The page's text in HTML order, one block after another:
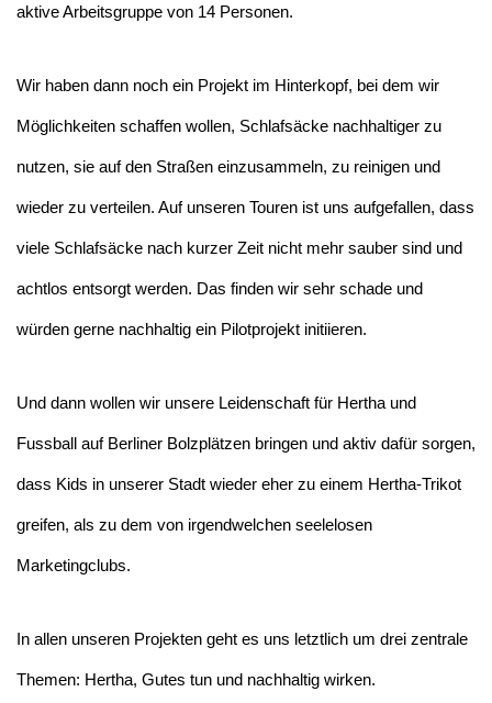
aktive Arbeitsgruppe von 14 Personen.
Wir haben dann noch ein Projekt im Hinterkopf, bei dem wir
Möglichkeiten schaffen wollen, Schlafsäcke nachhaltiger zu
nutzen, sie auf den Straßen einzusammeln, zu reinigen und
wieder zu verteilen. Auf unseren Touren ist uns aufgefallen, dass
viele Schlafsäcke nach kurzer Zeit nicht mehr sauber sind und
achtlos entsorgt werden. Das finden wir sehr schade und
würden gerne nachhaltig ein Pilotprojekt initiieren.
Und dann wollen wir unsere Leidenschaft für Hertha und
Fussball auf Berliner Bolzplätzen bringen und aktiv dafür sorgen,
dass Kids in unserer Stadt wieder eher zu einem Hertha-Trikot
greifen, als zu dem von irgendwelchen seelelosen
Marketingclubs.
In allen unseren Projekten geht es uns letztlich um drei zentrale
Themen: Hertha, Gutes tun und nachhaltig wirken.